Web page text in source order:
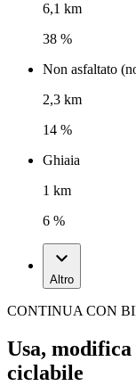
6,1 km
38 %
Non asfaltato
2,3 km
14 %
Ghiaia
1 km
6 %
Altro
CONTINUA CON
Usa,
ciclabile